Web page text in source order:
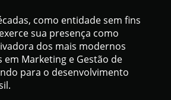
como entidade sem fins
sua presença como
dos mais modernos
em Marketing e Gestão de
para o desenvolvimento